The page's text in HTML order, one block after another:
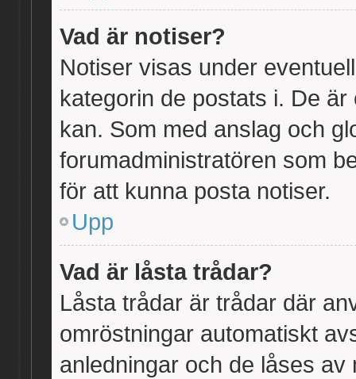
Vad är notiser?
Notiser visas under
kategorin de postats i. De
kan. Som med anslag och
forumadministratören som
för att kunna posta notiser.
Upp
Vad är låsta trådar?
Låsta trådar är trådar där
omröstningar automatiskt
anledningar och de låses